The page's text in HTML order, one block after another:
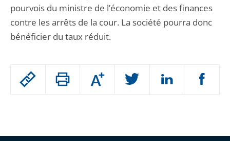
Passer
Augmenter
ou
pourvois du ministre de l’économie et des finances
contre les arrêts de la cour. La société pourra donc
bénéficier du taux réduit.